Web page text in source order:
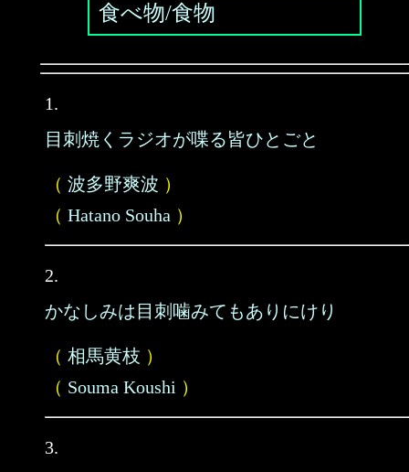
食べ物/食物
1.
目刺焼くラジオが喋る皆ひとごと
（ 波多野爽波 ）
（ Hatano Souha ）
2.
かなしみは目刺噛みてもありにけり
（ 相馬黄枝 ）
（ Souma Koushi ）
3.